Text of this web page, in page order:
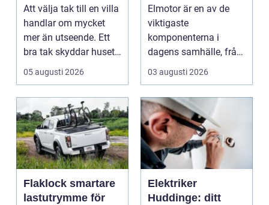
Att välja tak till en villa
handlar om mycket
mer än utseende. Ett
bra tak skyddar huset
mot regn, s...
05 augusti 2026
Elmotor är en av de
viktigaste
komponenterna i
dagens samhälle, från
små hushållsapparater
till stor...
03 augusti 2026
Flaklock smartare
lastutrymme för
Elektriker
Huddinge: ditt